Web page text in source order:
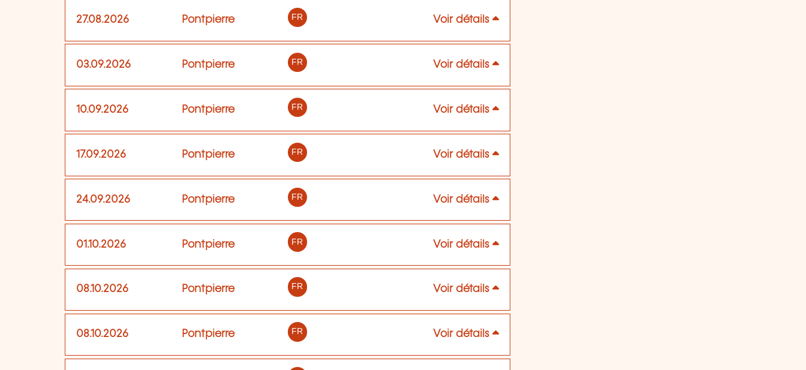
27.08.2026 Pontpierre FR Voir détails
03.09.2026 Pontpierre FR Voir détails
10.09.2026 Pontpierre FR Voir détails
17.09.2026 Pontpierre FR Voir détails
24.09.2026 Pontpierre FR Voir détails
01.10.2026 Pontpierre FR Voir détails
08.10.2026 Pontpierre FR Voir détails
08.10.2026 Pontpierre FR Voir détails